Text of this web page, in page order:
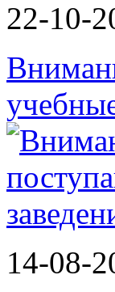
22-10-
14-08-